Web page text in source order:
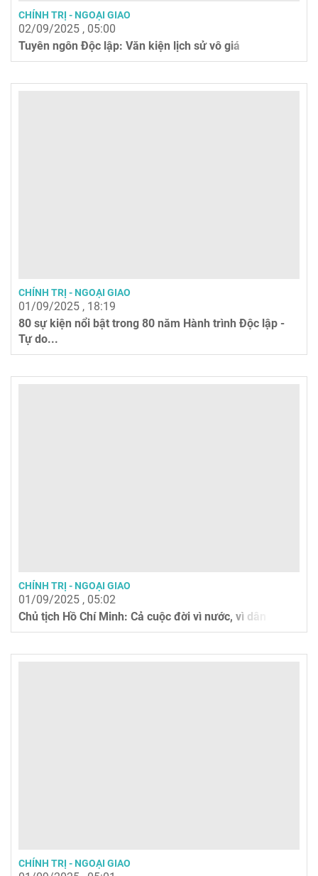
CHÍNH TRỊ - NGOẠI GIAO
02/09/2025 , 05:00
Tuyên ngôn Độc lập: Văn kiện lịch sử vô giá
CHÍNH TRỊ - NGOẠI GIAO
01/09/2025 , 18:19
80 sự kiện nổi bật trong 80 năm Hành trình Độc lập -
Tự do...
CHÍNH TRỊ - NGOẠI GIAO
01/09/2025 , 05:02
Chủ tịch Hồ Chí Minh: Cả cuộc đời vì nước, vì dân
CHÍNH TRỊ - NGOẠI GIAO